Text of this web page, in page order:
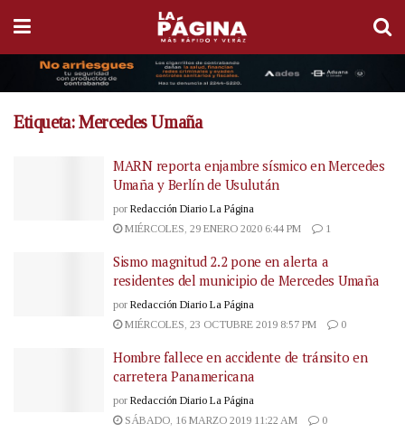
Etiqueta:Mercedes Umaña
MARN reporta enjambre sísmico en Mercedes
Umaña y Berlín de Usulután
por Redacción Diario La Página
MIÉRCOLES, 29 ENERO 2020 6:44 PM
1
Sismo magnitud 2.2 pone en alerta a
residentes del municipio de Mercedes Umaña
por Redacción Diario La Página
MIÉRCOLES, 23 OCTUBRE 2019 8:57 PM
0
Hombre fallece en accidente de tránsito en
carretera Panamericana
por Redacción Diario La Página
SÁBADO, 16 MARZO 2019 11:22 AM
0